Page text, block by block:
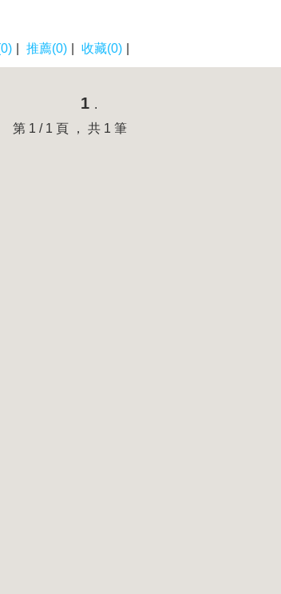
推薦(0) 收藏(0)
1 .
第 1 / 1 頁 ， 共 1 筆